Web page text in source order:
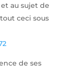
au sujet de
ceci sous
de ses